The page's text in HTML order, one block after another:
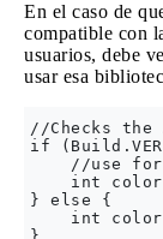
En el caso de
compatible con
usuarios, debe
usar esa
//Checks
if
//use
int
} else {
int